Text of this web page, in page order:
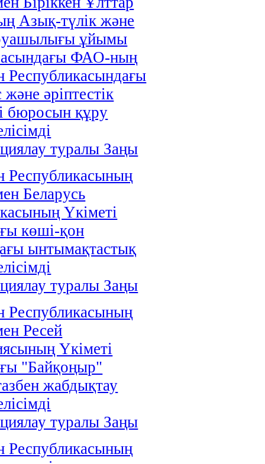
Азық-түлік және
ұйымы
ФАО-ның
Республикасындағы
әріптестік
бюросын құру
туралы Заңы
Республикасының
Беларусь
Үкіметі
көші-қон
ынтымақтастық
туралы Заңы
Республикасының
Ресей
Үкіметі
"Байқоңыр"
жабдықтау
туралы Заңы
Республикасының